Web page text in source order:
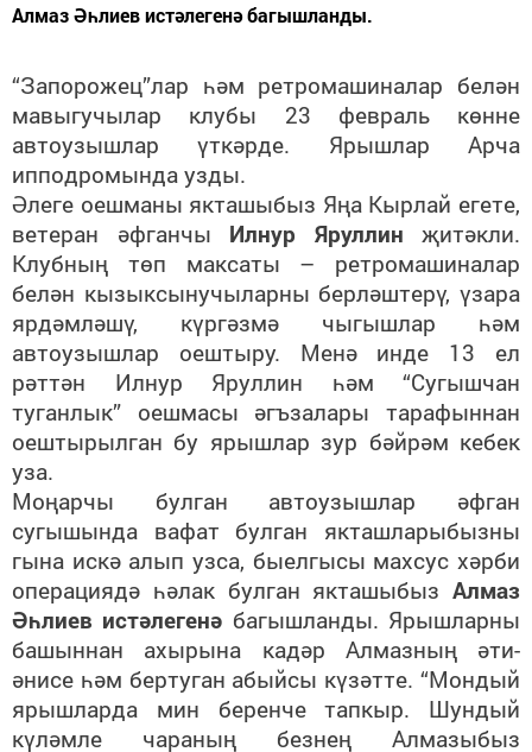
Алмаз Әһлиев истәлегенә багышланды.
“Запорожец”лар һәм ретромашиналар белән
мавыгучылар клубы 23 февраль көнне
автоузышлар үткәрде. Ярышлар Арча
ипподромында узды.
Әлеге оешманы якташыбыз Яңа Кырлай егете,
ветеран әфганчы Илнур Яруллин җитәкли.
Клубның төп максаты – ретромашиналар
белән кызыксынучыларны берләштерү, үзара
ярдәмләшү, күргәзмә чыгышлар һәм
автоузышлар оештыру. Менә инде 13 ел
рәттән Илнур Яруллин һәм “Сугышчан
туганлык” оешмасы әгъзалары тарафыннан
оештырылган бу ярышлар зур бәйрәм кебек
уза.
Моңарчы булган автоузышлар әфган
сугышында вафат булган якташларыбызны
гына искә алып узса, быелгысы махсус хәрби
операциядә һәлак булган якташыбыз Алмаз
Әһлиев истәлегенә багышланды. Ярышларны
башыннан ахырына кадәр Алмазның әти-
әнисе һәм бертуган абыйсы күзәтте. “Мондый
ярышларда мин беренче тапкыр. Шундый
күләмле чараның безнең Алмазыбыз